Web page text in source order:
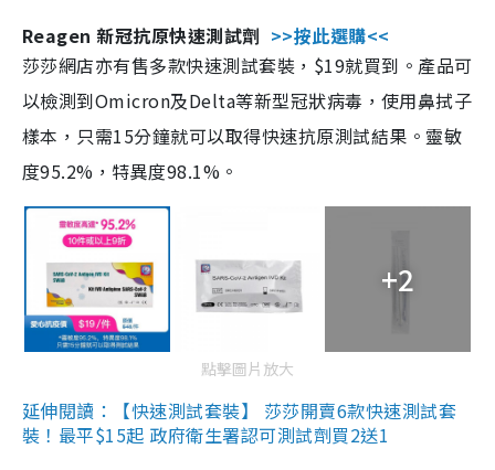
Reagen 新冠抗原快速測試劑 >>按此選購<<
莎莎網店亦有售多款快速測試套裝，$19就買到。產品可
以檢測到Omicron及Delta等新型冠狀病毒，使用鼻拭子
樣本，只需15分鐘就可以取得快速抗原測試結果。靈敏
度95.2%，特異度98.1%。
+2
點擊圖片放大
延伸閱讀：【快速測試套裝】 莎莎開賣6款快速測試套
裝！最平$15起 政府衛生署認可測試劑買2送1